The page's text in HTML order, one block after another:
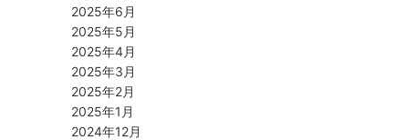
2025年6月
2025年5月
2025年4月
2025年3月
2025年2月
2025年1月
2024年12月